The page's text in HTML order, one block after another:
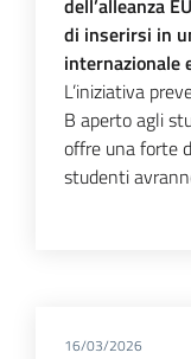
dell’alleanza
di inserirsi in
internazionale
L’iniziativa
B aperto agli
offre una forte
studenti
16/03/2026